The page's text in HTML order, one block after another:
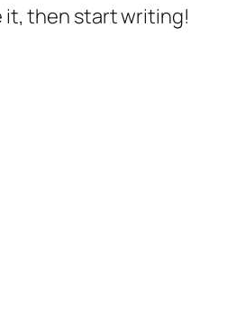
it, then start writing!